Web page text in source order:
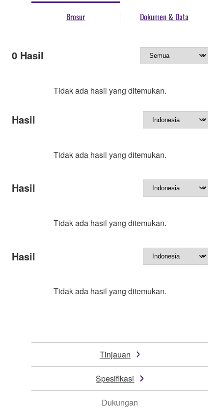
Brosur Dokumen & Data
0 Hasil
Tidak ada hasil yang ditemukan.
Hasil
Tidak ada hasil yang ditemukan.
Hasil
Tidak ada hasil yang ditemukan.
Hasil
Tidak ada hasil yang ditemukan.
Tinjauan
Spesifikasi
Dukungan